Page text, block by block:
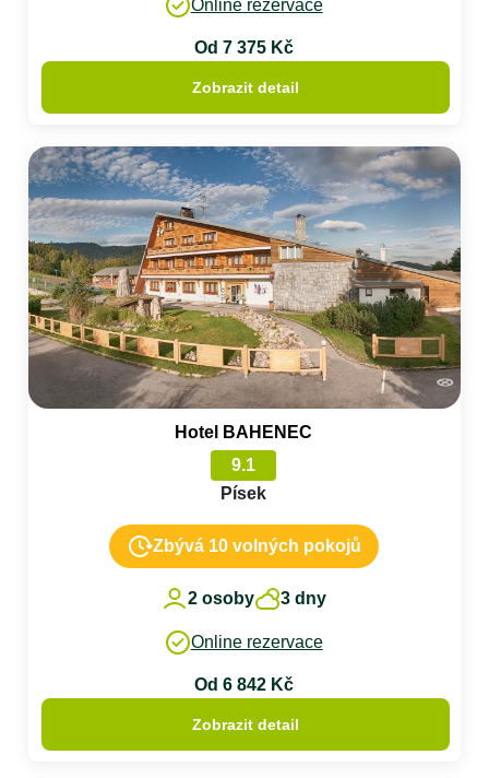
Online rezervace
Od 7 375 Kč
Zobrazit detail
Hotel BAHENEC
9.1
Písek
Zbývá 10 volných pokojů
2 osoby 3 dny
Online rezervace
Od 6 842 Kč
Zobrazit detail